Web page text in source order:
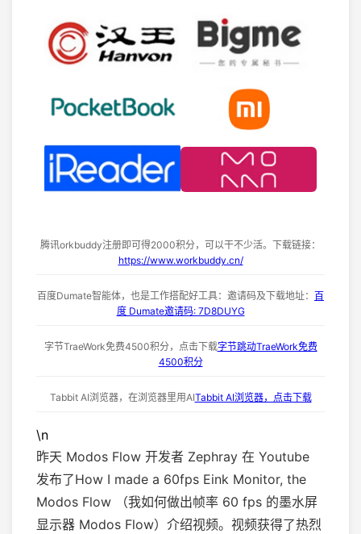
腾讯orkbuddy注册即可得2000积分，可以干不少活。下载链接：
https://www.workbuddy.cn/
百度Dumate智能体，也是工作搭配好工具：邀请码及下载地址： 百
度 Dumate邀请码: 7D8DUYG
字节TraeWork免费4500积分，点击下载字节跳动TraeWork免费
4500积分
Tabbit AI浏览器，在浏览器里用AITabbit AI浏览器，点击下载
\n
昨天 Modos Flow 开发者 Zephray 在 Youtube
发布了How I made a 60fps Eink Monitor, the
Modos Flow （我如何做出帧率 60 fps 的墨水屏
显示器 Modos Flow）介绍视频。视频获得了热烈